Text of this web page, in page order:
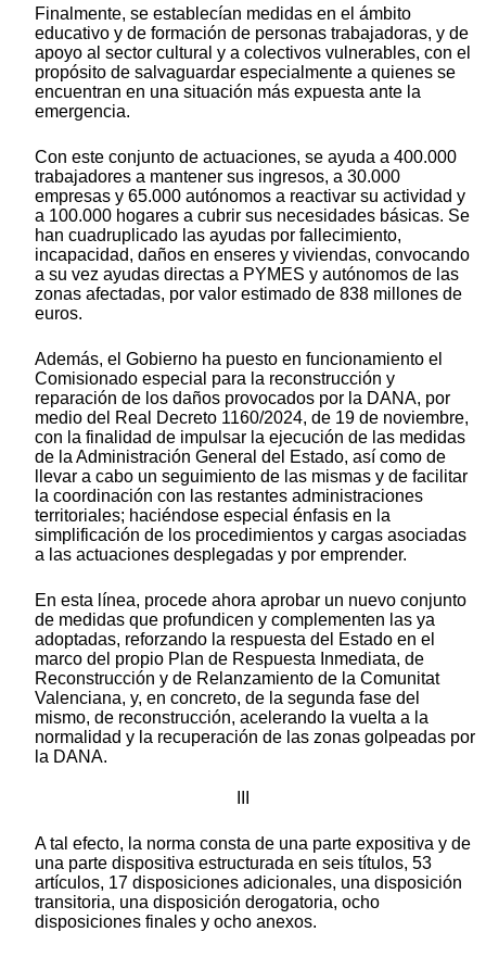
Finalmente, se establecían medidas en el ámbito
educativo y de formación de personas trabajadoras, y de
apoyo al sector cultural y a colectivos vulnerables, con el
propósito de salvaguardar especialmente a quienes se
encuentran en una situación más expuesta ante la
emergencia.
Con este conjunto de actuaciones, se ayuda a 400.000
trabajadores a mantener sus ingresos, a 30.000
empresas y 65.000 autónomos a reactivar su actividad y
a 100.000 hogares a cubrir sus necesidades básicas. Se
han cuadruplicado las ayudas por fallecimiento,
incapacidad, daños en enseres y viviendas, convocando
a su vez ayudas directas a PYMES y autónomos de las
zonas afectadas, por valor estimado de 838 millones de
euros.
Además, el Gobierno ha puesto en funcionamiento el
Comisionado especial para la reconstrucción y
reparación de los daños provocados por la DANA, por
medio del Real Decreto 1160/2024, de 19 de noviembre,
con la finalidad de impulsar la ejecución de las medidas
de la Administración General del Estado, así como de
llevar a cabo un seguimiento de las mismas y de facilitar
la coordinación con las restantes administraciones
territoriales; haciéndose especial énfasis en la
simplificación de los procedimientos y cargas asociadas
a las actuaciones desplegadas y por emprender.
En esta línea, procede ahora aprobar un nuevo conjunto
de medidas que profundicen y complementen las ya
adoptadas, reforzando la respuesta del Estado en el
marco del propio Plan de Respuesta Inmediata, de
Reconstrucción y de Relanzamiento de la Comunitat
Valenciana, y, en concreto, de la segunda fase del
mismo, de reconstrucción, acelerando la vuelta a la
normalidad y la recuperación de las zonas golpeadas por
la DANA.
A tal efecto, la norma consta de una parte expositiva y de
una parte dispositiva estructurada en seis títulos, 53
artículos, 17 disposiciones adicionales, una disposición
transitoria, una disposición derogatoria, ocho
disposiciones finales y ocho anexos.